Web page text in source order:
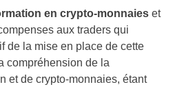
en crypto-monnaies et
aux traders qui
de la mise en place de cette
compréhension de la
et de crypto-monnaies, étant